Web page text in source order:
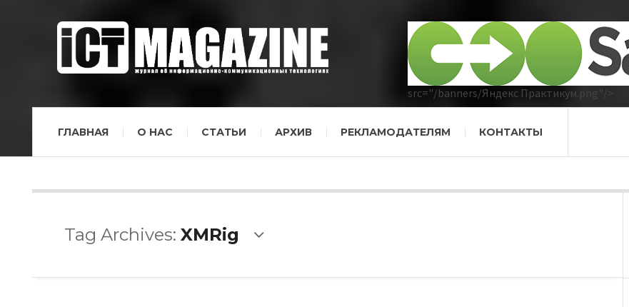
src="/banners/Яндекс Практикум.png"/>
ГЛАВНАЯ О НАС СТАТЬИ АРХИВ РЕКЛАМОДАТЕЛЯМ КОНТАКТЫ
Tag Archives: XMRig